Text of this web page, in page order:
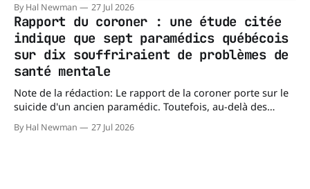
(138,7 milles carrés), alors que l'île de Montréal s'étend sur
près de 499 km². La différence n'est
By Hal Newman 27 Jul 2026
Rapport du coroner : une étude citée
indique que sept paramédics québécois
sur dix souffriraient de problèmes de
santé mentale
Note de la rédaction: Le rapport de la coroner porte sur le
suicide d'un ancien paramédic. Toutefois, au-delà des
une question plus large : les blessures psychologiques chez
By Hal Newman 27 Jul 2026